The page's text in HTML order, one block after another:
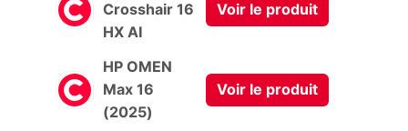
Crosshair 16
HX AI
Voir le produit
HP OMEN
Max 16
(2025)
Voir le produit